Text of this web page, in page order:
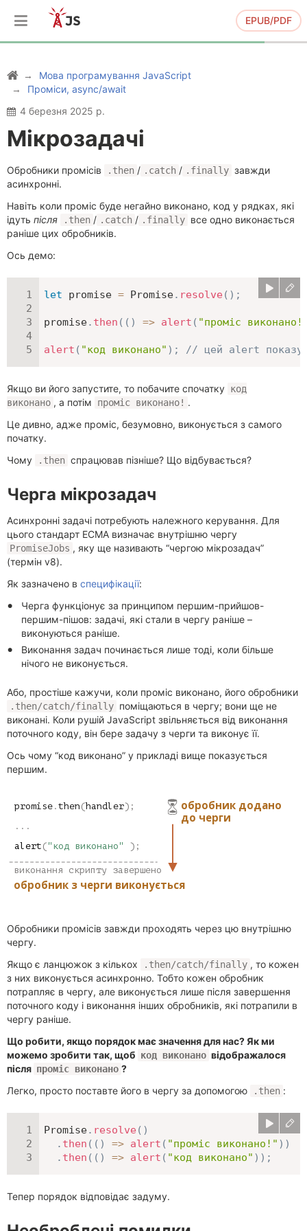
EPUB/PDF
Мова програмування JavaScript
Проміси, async/await
4 березня 2025 р.
Мікрозадачі
Обробники промісів .then / .catch / .finally завжди
асинхронні.
Навіть коли проміс буде негайно виконано, код у рядках, які
ідуть після .then / .catch / .finally все одно виконається
раніше цих обробників.
Ось демо:
let promise = Promise. resolve ( ) ;
promise. then ( ( ) => alert ( "проміс
alert ( "код виконано" ) ; // цей alert
Якщо ви його запустите, то побачите спочатку код
виконано , а потім проміс виконано! .
Це дивно, адже проміс, безумовно, виконується з самого
початку.
Чому
.then спрацював пізніше? Що відбувається?
Черга мікрозадач
Асинхронні задачі потребують належного керування. Для
цього стандарт ECMA визначає внутрішню чергу
PromiseJobs , яку ще називають “чергою мікрозадач”
(термін v8).
Як зазначено в специфікації:
Черга функціонує за принципом першим-прийшов-
першим-пішов: задачі, які стали в чергу раніше –
виконуються раніше.
Виконання задач починається лише тоді, коли більше
нічого не виконується.
Або, простіше кажучи, коли проміс виконано, його обробники
.then/catch/finally поміщаються в чергу; вони ще не
виконані. Коли рушій JavaScript звільняється від виконання
поточного коду, він бере задачу з черги та виконує її.
Ось чому “код виконано” у прикладі вище показується
першим.
Обробники промісів завжди проходять через цю внутрішню
чергу.
Якщо є ланцюжок з кількох
.then/catch/finally , то кожен
з них виконується асинхронно. Тобто кожен обробник
потрапляє в чергу, але виконується лише після завершення
поточного коду і виконання інших обробників, які потрапили в
чергу раніше.
Що робити, якщо порядок має значення для нас? Як ми
можемо зробити так, щоб код виконано відображалося
після проміс виконано ?
Легко, просто поставте його в чергу за допомогою
.then :
Promise. resolve ( )
. then ( ( ) => alert ( "проміс виконано!" ) )
. then ( ( ) => alert ( "код виконано" ) ) ;
Тепер порядок відповідає задуму.